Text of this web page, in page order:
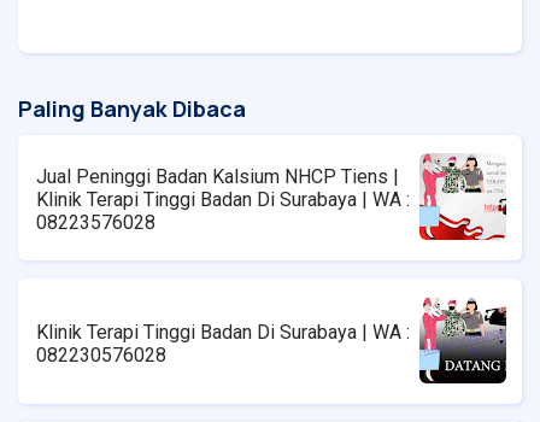
Paling Banyak Dibaca
Jual Peninggi Badan Kalsium NHCP Tiens |
Klinik Terapi Tinggi Badan Di Surabaya | WA :
08223576028
Klinik Terapi Tinggi Badan Di Surabaya | WA :
082230576028